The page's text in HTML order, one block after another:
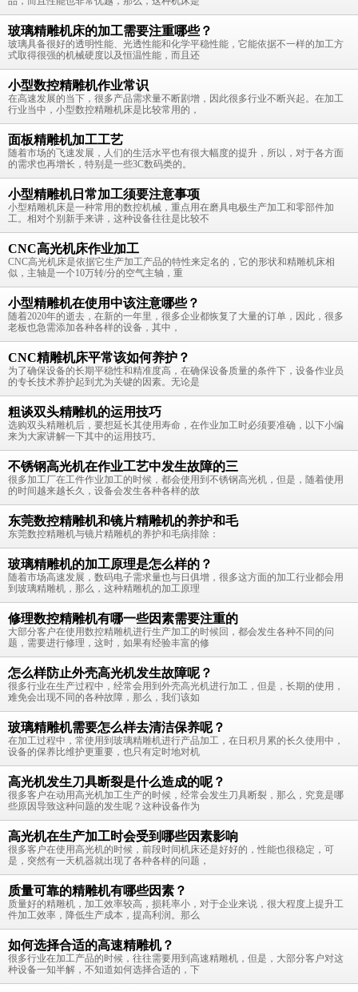
玻璃精雕机床的加工需要注重哪些？
玻璃具备很好的透明性能、光透性能和化学平稳性能，它能依据不一样的加工方
式取得很强的机械硬度以及恒温性能，而且还
小型数控精雕机作业常识
在高速发展的当下，很多产品需求量不断剧增，因此很多行业不断兴起。在加工
行业当中，小型数控精雕机床是比较常用的，
面板精雕机加工工艺
随着市场的飞速发展，人们的生活水平也有很大幅度的提升，所以，对于各方面
的需求也再增长，特别是一些3C数码类的。
小型精雕机日常加工须要注意事项
小型精雕机床是一种常用的数控机械，重点用在磨具电极生产加工和零部件加
工。相对个别新手来讲，这种设备往往是比较不
CNC高光机床作业加工
CNC高光机床是依据它生产加工产品的特性来定名的，它的形状和精雕机床相
似，主轴是一个10万转/分的空气主轴，重
小型精雕机在使用中该注意哪些？
随着2020年的逝去，在新的一年里，很多企业都恢复了大量的订单，因此，很多
老板也急需添加各种各样的设备，其中，
CNC精雕机床平常该如何养护？
为了确保设备的长期平稳性和精准度高，在确保设备质量的条件下，设备作业员
的专长技术养护起到尤为关键的因素。无论是
粗谈双头精雕机的运用技巧
选购双头精雕机后，要想延长其使用寿命，在作业加工时必须要准确，以下小编
来为大家讲解一下其中的运用技巧。
不锈钢高光机在作业工艺中发生故障的三
很多加工厂在工件作业加工的时候，都会使用到不锈钢高光机，但是，随着使用
的时间越来越长久，设备会发生各种各样的故
东莞数控精雕机和镜片精雕机的养护和毛
东莞数控精雕机与镜片精雕机的养护和毛病排除：
玻璃精雕机的加工原理是怎么样的？
随着市场高速发展，数码电子需求量也与日俱增，很多这方面的加工行业都会用
到玻璃精雕机，那么，这种精雕机的加工原理
修理数控精雕机有哪一些因素需要注重的
大部分客户在使用数控精雕机进行生产加工的时候回，都会发生各种不同的问
题，需要进行修理，这时，如果有经验丰富的修
怎么样防止外壳高光机发生故障呢？
很多行业在生产过程中，经常会用到外壳高光机进行加工，但是，长期的使用，
难免会出现不同的各种故障，那么，我们该如
玻璃精雕机需要怎么样去清洁保养呢？
在加工过程中，常使用到玻璃精雕机进行产品加工，在日积月累的长久使用中，
设备的保养比维护更重要，也只有定时地对机
高光机发生刀具断裂是什么造成的呢？
很多客户在动用高光机加工生产的时候，经常会发生刀具断裂，那么，究竟是哪
些原因导致这种问题的发生呢？这种设备作为
高光机在生产加工时会受到哪些因素影响
很多客户在使用高光机的时候，前段时间机床还是好好的，性能也很稳定，可
是，突然有一天机器就出现了各种各样的问题，
质量可靠的精雕机有哪些因素？
质量好的精雕机，加工效率较高，损耗率小，对于企业来说，很大程度上提升工
件加工效率，降低生产成本，提高利润。那么
如何选择合适的高速精雕机？
很多行业在加工产品的时候，往往需要用到高速精雕机，但是，大部分客户对这
种设备一知半解，不知道如何选择合适的，下